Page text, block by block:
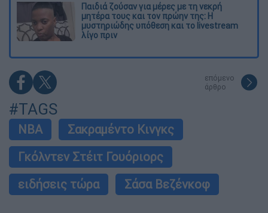
Παιδιά ζούσαν για μέρες με τη νεκρή
μητέρα τους και τον πρώην της: Η
μυστηριώδης υπόθεση και το livestream
λίγο πριν
επόμενο
άρθρο
#TAGS
NBA
Σακραμέντο Κινγκς
Γκόλντεν Στέιτ Γουόριορς
ειδήσεις τώρα
Σάσα Βεζένκοφ